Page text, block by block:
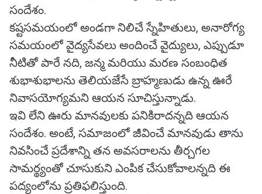
సందేశం.
కష్టసమయంలో అండగా నిలిచే స్నేహితులు, అనారోగ్య
సమయంలో వైద్యసేవలు అందించే వైద్యులు, ఎప్పుడూ
నీటితో పారే నది, జన్మ మరియు మరణ సంబంధిత
శుభాశుభాలను తెలియజేసే బ్రాహ్మణుడు ఉన్న ఊరే
నివాసయోగ్యమని ఆయన సూచిస్తున్నాడు.
ఇవి లేని ఊరు మానవులకు పనికిరాదన్నది ఆయన
సందేశం. అంటే, సమాజంలో జీవించే మానవుడు తాను
నివసించే ప్రదేశాన్ని తన అవసరాలను తీర్చగల
సామర్థ్యంతో చూసుకుని ఎంపిక చేసుకోవాలన్నది ఈ
పద్యంలోను ప్రతిఫలిస్తుంది.